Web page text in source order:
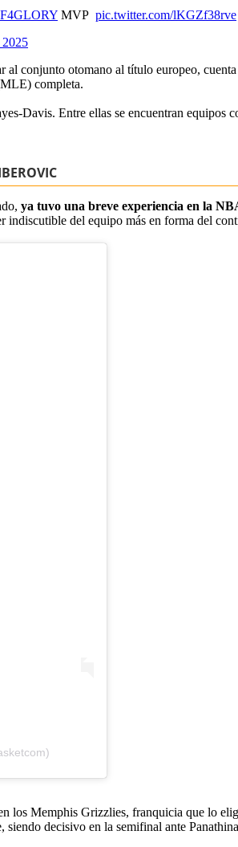
MVP pic.twitter.com/lKGZf38rve
conjunto otomano al título europeo,
completa.
Davis. Entre ellas se encuentran equipos
ya tuvo una breve experiencia en la
del equipo más en forma del
los Memphis Grizzlies, franquicia que lo
decisivo en la semifinal ante